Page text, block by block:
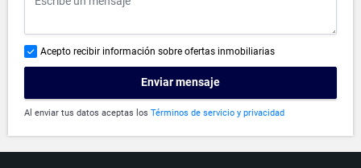
Acepto recibir información sobre ofertas inmobiliarias
Enviar mensaje
Al enviar tus datos aceptas los Términos de servicio y privacidad